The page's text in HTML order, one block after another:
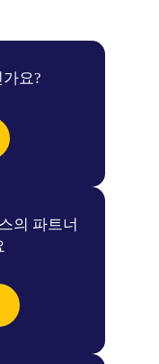
요?
의 파트너